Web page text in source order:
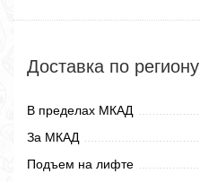
Доставка по региону
В пределах МКАД
За МКАД
Подъем на лифте